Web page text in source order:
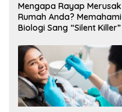
Mengapa Rayap Merusak
Rumah Anda? Memahami
Biologi Sang “Silent Killer”